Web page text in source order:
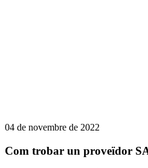
04 de novembre de 2022
Com trobar un proveïdor